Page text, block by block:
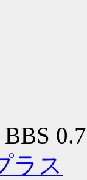
ラス